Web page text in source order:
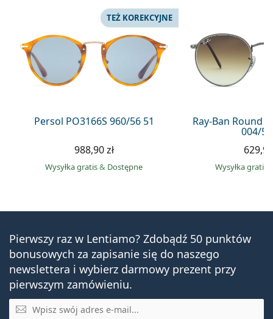
Persol PO3166S 960/56 51
TEŻ KOREKCYJNE
988,90 zł
Wysyłka gratis& Dostępne
Ray-Ban Round
004/
Wysyłka gratis
Pierwszy raz w Lentiamo? Zdobądź 50 punktów
bonusowych za zapisanie się do naszego
newslettera i wybierz darmowy prezent przy
pierwszym zamówieniu.
E-mail